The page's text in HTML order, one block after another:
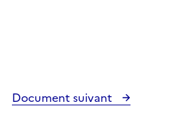
Document suivant